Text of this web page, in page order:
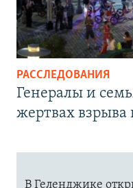
РАССЛЕДОВАНИЯ
Генералы и
жертвах взрыва